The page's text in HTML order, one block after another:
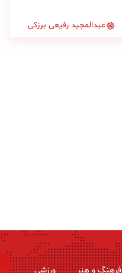
عبدالمجید رفیعی برزکی
فرهنگ و هنر ورزشی